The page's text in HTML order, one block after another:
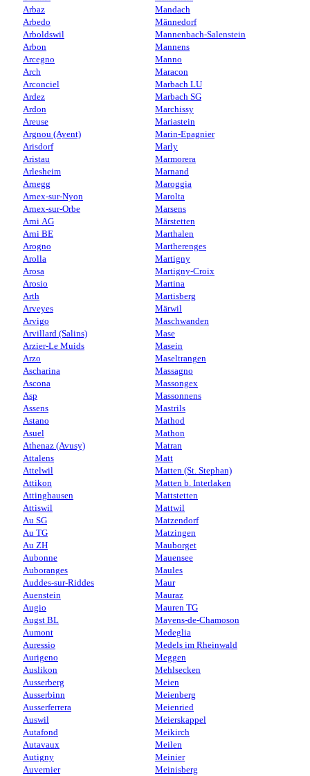
Arbaz
Arbedo
Arboldswil
Arbon
Arcegno
Arch
Arconciel
Ardez
Ardon
Areuse
Argnou (Ayent)
Arisdorf
Aristau
Arlesheim
Arnegg
Arnex-sur-Nyon
Arnex-sur-Orbe
Arni AG
Arni BE
Arogno
Arolla
Arosa
Arosio
Arth
Arveyes
Arvigo
Arvillard (Salins)
Arzier-Le Muids
Arzo
Ascharina
Ascona
Asp
Assens
Astano
Asuel
Athenaz (Avusy)
Attalens
Attelwil
Attikon
Attinghausen
Attiswil
Au SG
Au TG
Au ZH
Aubonne
Auboranges
Auddes-sur-Riddes
Auenstein
Augio
Augst BL
Aumont
Auressio
Aurigeno
Auslikon
Ausserberg
Ausserbinn
Ausserferrera
Auswil
Autafond
Autavaux
Autigny
Auvernier
Mandach
Männedorf
Mannenbach-Salenstein
Mannens
Manno
Maracon
Marbach LU
Marbach SG
Marchissy
Mariastein
Marin-Epagnier
Marly
Marmorera
Marnand
Maroggia
Marolta
Marsens
Märstetten
Marthalen
Martherenges
Martigny
Martigny-Croix
Martina
Martisberg
Märwil
Maschwanden
Mase
Masein
Maseltrangen
Massagno
Massongex
Massonnens
Mastrils
Mathod
Mathon
Matran
Matt
Matten (St. Stephan)
Matten b. Interlaken
Mattstetten
Mattwil
Matzendorf
Matzingen
Mauborget
Mauensee
Maules
Maur
Mauraz
Mauren TG
Mayens-de-Chamoson
Medeglia
Medels im Rheinwald
Meggen
Mehlsecken
Meien
Meienberg
Meienried
Meierskappel
Meikirch
Meilen
Meinier
Meinisberg